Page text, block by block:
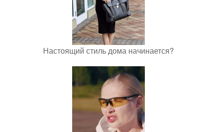
Настоящий стиль дома начинается?